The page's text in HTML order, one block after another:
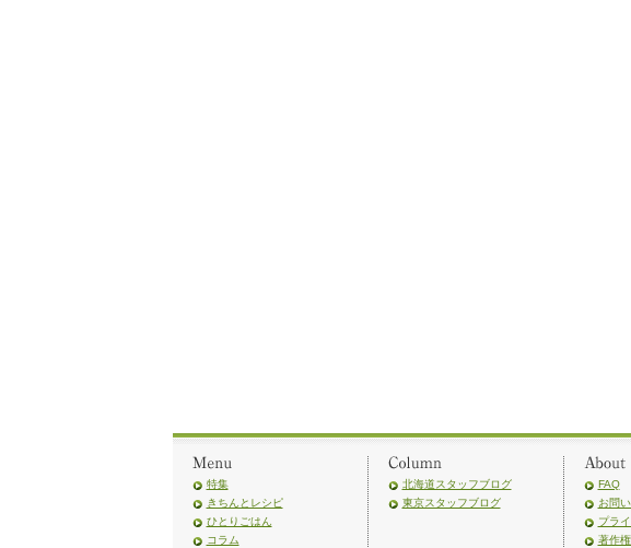
特集
きちんとレシピ
ひとりごはん
コラム
北海道スタッフブログ
東京スタッフブログ
FAQ
お問
プラ
著作